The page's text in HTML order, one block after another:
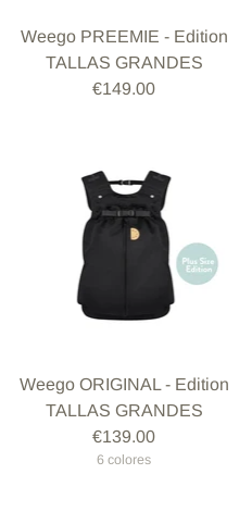
Weego PREEMIE - Edition
TALLAS GRANDES
€149.00
Weego ORIGINAL - Edition
TALLAS GRANDES
€139.00
6 colores